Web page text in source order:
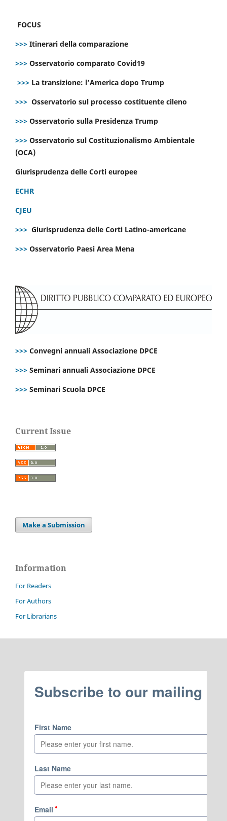
FOCUS
>>> Itinerari della comparazione
>>> Osservatorio comparato Covid19
>>> La transizione: l’America dopo Trump
>>> Osservatorio sul processo costituente cileno
>>> Osservatorio sulla Presidenza Trump
>>> Osservatorio sul Costituzionalismo Ambientale
(OCA)
Giurisprudenza delle Corti europee
ECHR
CJEU
>>> Giurisprudenza delle Corti Latino-americane
>>> Osservatorio Paesi Area Mena
>>> Convegni annuali Associazione DPCE
>>> Seminari annuali Associazione DPCE
>>> Seminari Scuola DPCE
Current Issue
Make a Submission
Information
For Readers
For Authors
For Librarians